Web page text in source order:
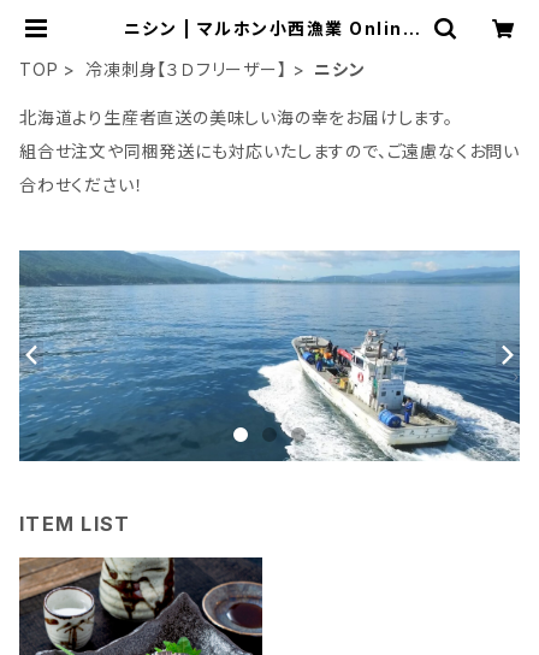
ニシン | マルホン小西漁業 Online
TOP
冷凍刺身【３Ｄフリーザー】 ニシン
北海道より生産者直送の美味しい海の幸をお届けします。
組合せ注文や同梱発送にも対応いたしますので、ご遠慮なくお問い
合わせください！
ITEM LIST